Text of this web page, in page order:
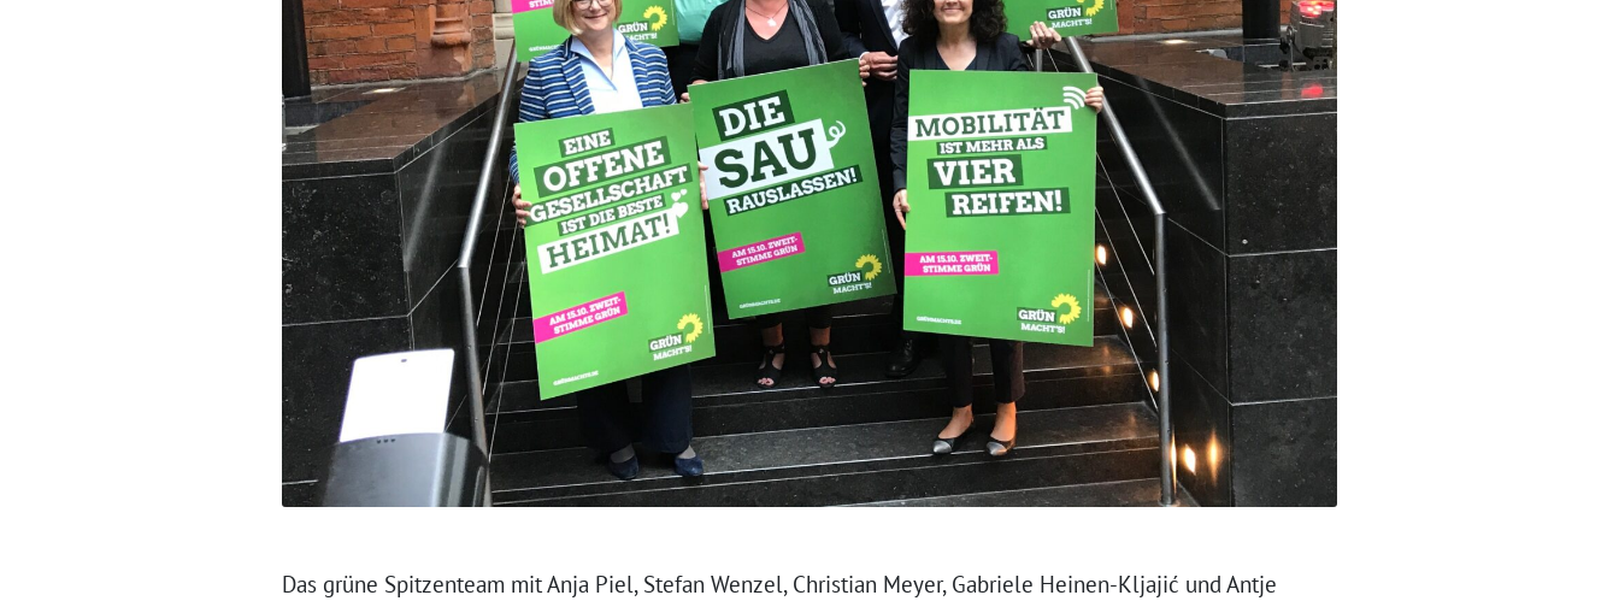
Das grüne Spitzenteam mit Anja Piel, Stefan Wenzel, Christian Meyer, Gabriele Heinen-Kljajić und Antje